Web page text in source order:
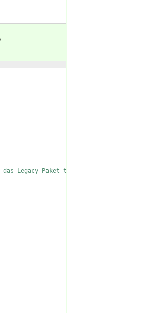
das Legacy-Paket tgtermes verwenden!